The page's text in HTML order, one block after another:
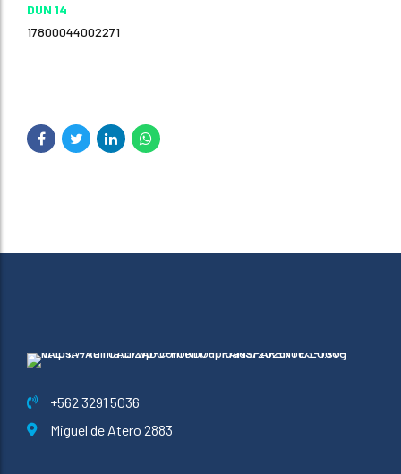
DUN 14
17800044002271
+562 3291 5036
Miguel de Atero 2883